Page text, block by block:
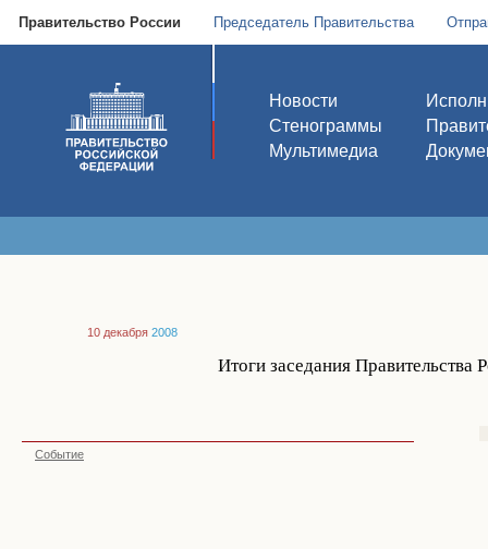
Правительство России Председатель Правительства
Новости
Стенограммы
Мультимедиа
10 декабря 2008
Итоги заседания Правительства
Событие